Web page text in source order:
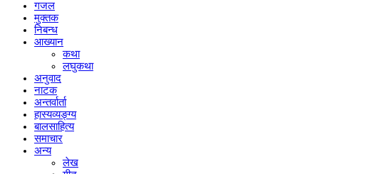
गजल
मुक्तक
निबन्ध
आख्यान
कथा
लघुकथा
अनुवाद
नाटक
अन्तर्वार्ता
हास्यव्यङ्ग्य
बालसाहित्य
समाचार
अन्य
लेख